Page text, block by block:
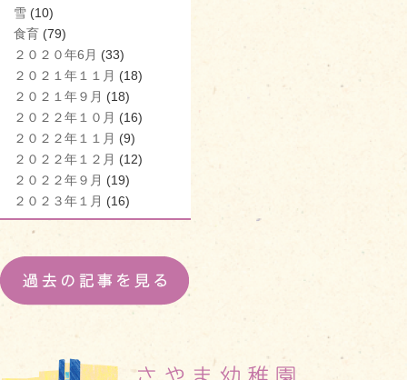
雪 (10)
食育 (79)
２０２０年6月 (33)
２０２１年１１月 (18)
２０２１年９月 (18)
２０２２年１０月 (16)
２０２２年１１月 (9)
２０２２年１２月 (12)
２０２２年９月 (19)
２０２３年１月 (16)